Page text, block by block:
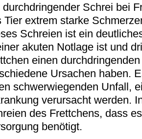
durchdringender Schrei bei
Tier extrem starke
Schreien ist ein
akuten Notlage ist und
einen
Ursachen haben.
schwerwiegenden Unfall,
verursacht werden.
des Frettchens, dass
benötigt.